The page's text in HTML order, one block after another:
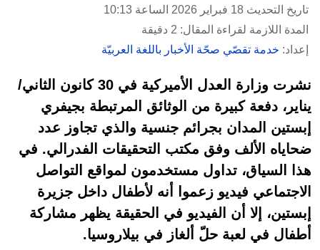
تاريخ التحديث 18 فبراير 2026 الساعة 10:13
المدة اللازمة لقراءة المقال: 2 دقيقة
إعداد: خدمة تقصّي صحّة الأخبار باللغة العربيّة
نشرت وزارة العدل الأميركية في 30 كانون الثاني/
يناير، دفعة كبيرة من الوثائق المرتبطة بجيفري
إبستين المدان بجرائم جنسية والذي تجاوز عدد
ضحاياه الألف وفق مكتب التحقيقات الفدرالي. في
هذا السياق، تداول مستخدمون لمواقع التواصل
الاجتماعي فيديو زعموا أنه لأطفال داخل جزيرة
إبستين، إلا أن الفيديو في الحقيقة يظهر مشاركة
أطفال في لعبة حلّ ألغاز في بيلاروسيا.